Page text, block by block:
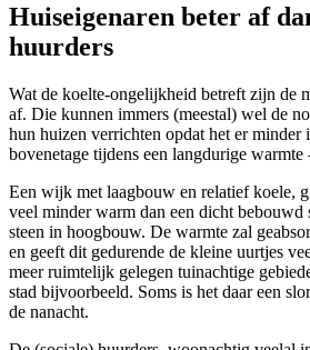
Huiseigenaren beter af
huurders
Wat de koelte-ongelijkheid betreft zijn de
af. Die kunnen immers (meestal) wel de
hun huizen verrichten opdat het er minder
bovenetage tijdens een langdurige
Een wijk met laagbouw en relatief koele,
veel minder warm dan een dicht bebouwd
steen in hoogbouw. De warmte zal
en geeft dit gedurende de kleine uurtjes
meer ruimtelijk gelegen tuinachtige
stad bijvoorbeeld. Soms is het daar een
de nanacht.